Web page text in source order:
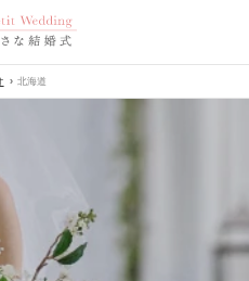
北海道